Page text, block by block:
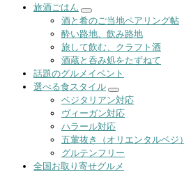
旅酒ごはん
酒と肴のご当地ペアリング帖
酔い路地、飲み路地
旅して飲む、クラフト酒
酒蔵と呑み処をたずねて
話題のグルメイベント
選べる食スタイル
ベジタリアン対応
ヴィーガン対応
ハラール対応
五葷抜き（オリエンタルベジ）
グルテンフリー
全国お取り寄せグルメ